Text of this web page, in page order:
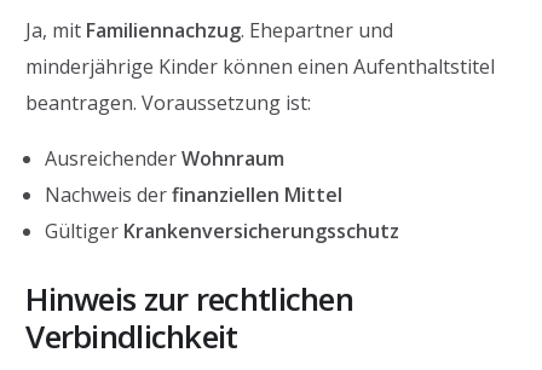
Ja, mit Familiennachzug. Ehepartner und
minderjährige Kinder können einen Aufenthaltstitel
beantragen. Voraussetzung ist:
AusreichenderWohnraum
Nachweis derfinanziellen Mittel
Gültiger Krankenversicherungsschutz
Hinweis zur rechtlichen
Verbindlichkeit